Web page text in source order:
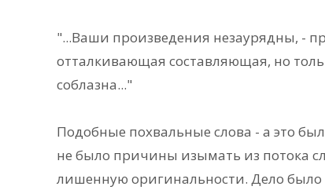
"...Ваши произведения незаурядны, -
отталкивающая составляющая, но
соблазна..."
Подобные похвальные слова - а это
не было причины изымать из потока
лишенную оригинальности. Дело